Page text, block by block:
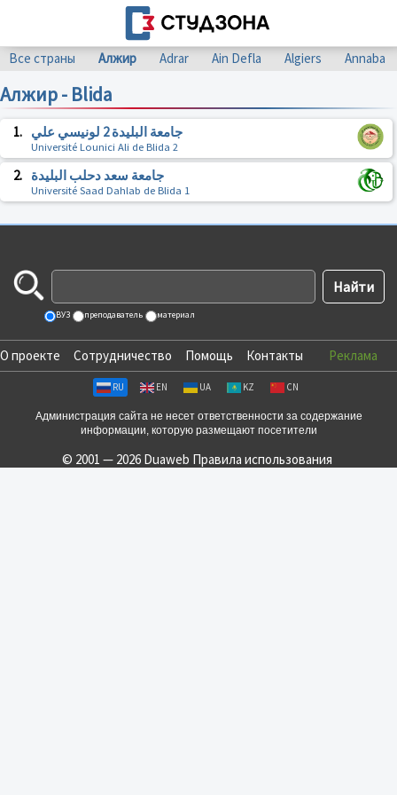
Все страны Алжир Adrar Ain Defla Algiers Annaba
Алжир - Blida
1. جامعة البليدة 2 لونيسي علي
Université Lounici Ali de Blida 2
2. جامعة سعد دحلب البليدة
Université Saad Dahlab de Blida 1
ВУЗ преподаватель материал
О проекте Сотрудничество Помощь Контакты Реклама
RU EN UA KZ CN
Администрация сайта не несет ответственности за содержание
информации, которую размещают посетители
© 2001 — 2026 Duaweb Правила использования